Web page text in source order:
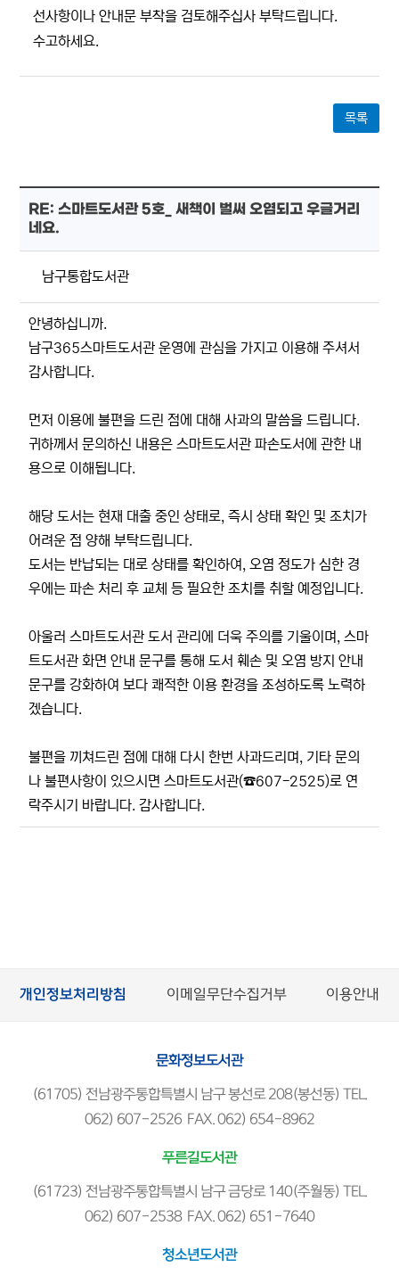
선사항이나 안내문 부착을 검토해주십사 부탁드립니다.
수고하세요.
목록
RE: 스마트도서관 5호_ 새책이 벌써 오염되고 우글거리
네요.
남구통합도서관
안녕하십니까.
남구365스마트도서관 운영에 관심을 가지고 이용해 주셔서
감사합니다.
먼저 이용에 불편을 드린 점에 대해 사과의 말씀을 드립니다.
귀하께서 문의하신 내용은 스마트도서관 파손도서에 관한 내
용으로 이해됩니다.
해당 도서는 현재 대출 중인 상태로, 즉시 상태 확인 및 조치가
어려운 점 양해 부탁드립니다.
도서는 반납되는 대로 상태를 확인하여, 오염 정도가 심한 경
우에는 파손 처리 후 교체 등 필요한 조치를 취할 예정입니다.
아울러 스마트도서관 도서 관리에 더욱 주의를 기울이며, 스마
트도서관 화면 안내 문구를 통해 도서 훼손 및 오염 방지 안내
문구를 강화하여 보다 쾌적한 이용 환경을 조성하도록 노력하
겠습니다.
불편을 끼쳐드린 점에 대해 다시 한번 사과드리며, 기타 문의
나 불편사항이 있으시면 스마트도서관(☎607-2525)로 연
락주시기 바랍니다. 감사합니다.
개인정보처리방침 이메일무단수집거부 이용안내
문화정보도서관
(61705) 전남광주통합특별시 남구 봉선로 208(봉선동) TEL.
062) 607-2526 FAX. 062) 654-8962
푸른길도서관
(61723) 전남광주통합특별시 남구 금당로 140(주월동) TEL.
062) 607-2538 FAX. 062) 651-7640
청소년도서관